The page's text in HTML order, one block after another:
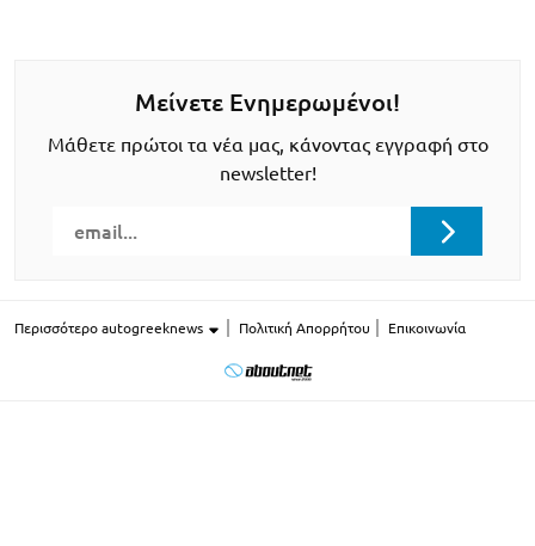
Μείνετε Ενημερωμένοι!
Μάθετε πρώτοι τα νέα μας, κάνοντας εγγραφή στο
newsletter!
Περισσότερο autogreeknews Πολιτική Απορρήτου Επικοινωνία